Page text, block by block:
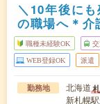
＼10年後に
の職場へ＊介
職種未経験OK
WEB登録OK 派遣
勤務地 北海道
新札幌